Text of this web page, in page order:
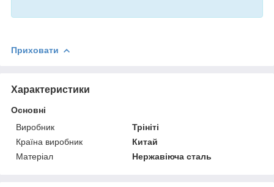
Приховати
Характеристики
Основні
Виробник
Трініті
Країна виробник
Китай
Матеріал
Нержавіюча сталь